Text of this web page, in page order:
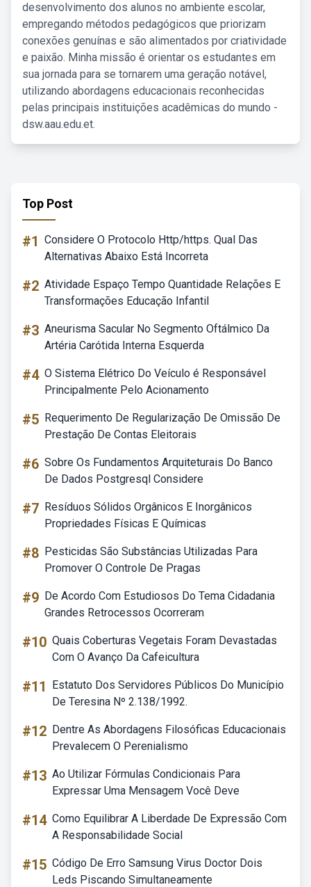
desenvolvimento dos alunos no ambiente escolar,
empregando métodos pedagógicos que priorizam
conexões genuínas e são alimentados por criatividade
e paixão. Minha missão é orientar os estudantes em
sua jornada para se tornarem uma geração notável,
utilizando abordagens educacionais reconhecidas
pelas principais instituições acadêmicas do mundo -
dsw.aau.edu.et.
Top Post
#1 Considere O Protocolo Http/https. Qual Das
Alternativas Abaixo Está Incorreta
#2 Atividade Espaço Tempo Quantidade Relações E
Transformações Educação Infantil
#3 Aneurisma Sacular No Segmento Oftálmico Da
Artéria Carótida Interna Esquerda
#4 O Sistema Elétrico Do Veículo é Responsável
Principalmente Pelo Acionamento
#5 Requerimento De Regularização De Omissão De
Prestação De Contas Eleitorais
#6 Sobre Os Fundamentos Arquiteturais Do Banco
De Dados Postgresql Considere
#7 Resíduos Sólidos Orgânicos E Inorgânicos
Propriedades Físicas E Químicas
#8 Pesticidas São Substâncias Utilizadas Para
Promover O Controle De Pragas
#9 De Acordo Com Estudiosos Do Tema Cidadania
Grandes Retrocessos Ocorreram
#10 Quais Coberturas Vegetais Foram Devastadas
Com O Avanço Da Cafeicultura
#11
Estatuto Dos Servidores Públicos Do Município
De Teresina Nº 2.138/1992.
#12 Dentre As Abordagens Filosóficas Educacionais
Prevalecem O Perenialismo
#13 Ao Utilizar Fórmulas Condicionais Para
Expressar Uma Mensagem Você Deve
#14 Como Equilibrar A Liberdade De Expressão Com
A Responsabilidade Social
#15 Código De Erro Samsung Virus Doctor Dois
Leds Piscando Simultaneamente